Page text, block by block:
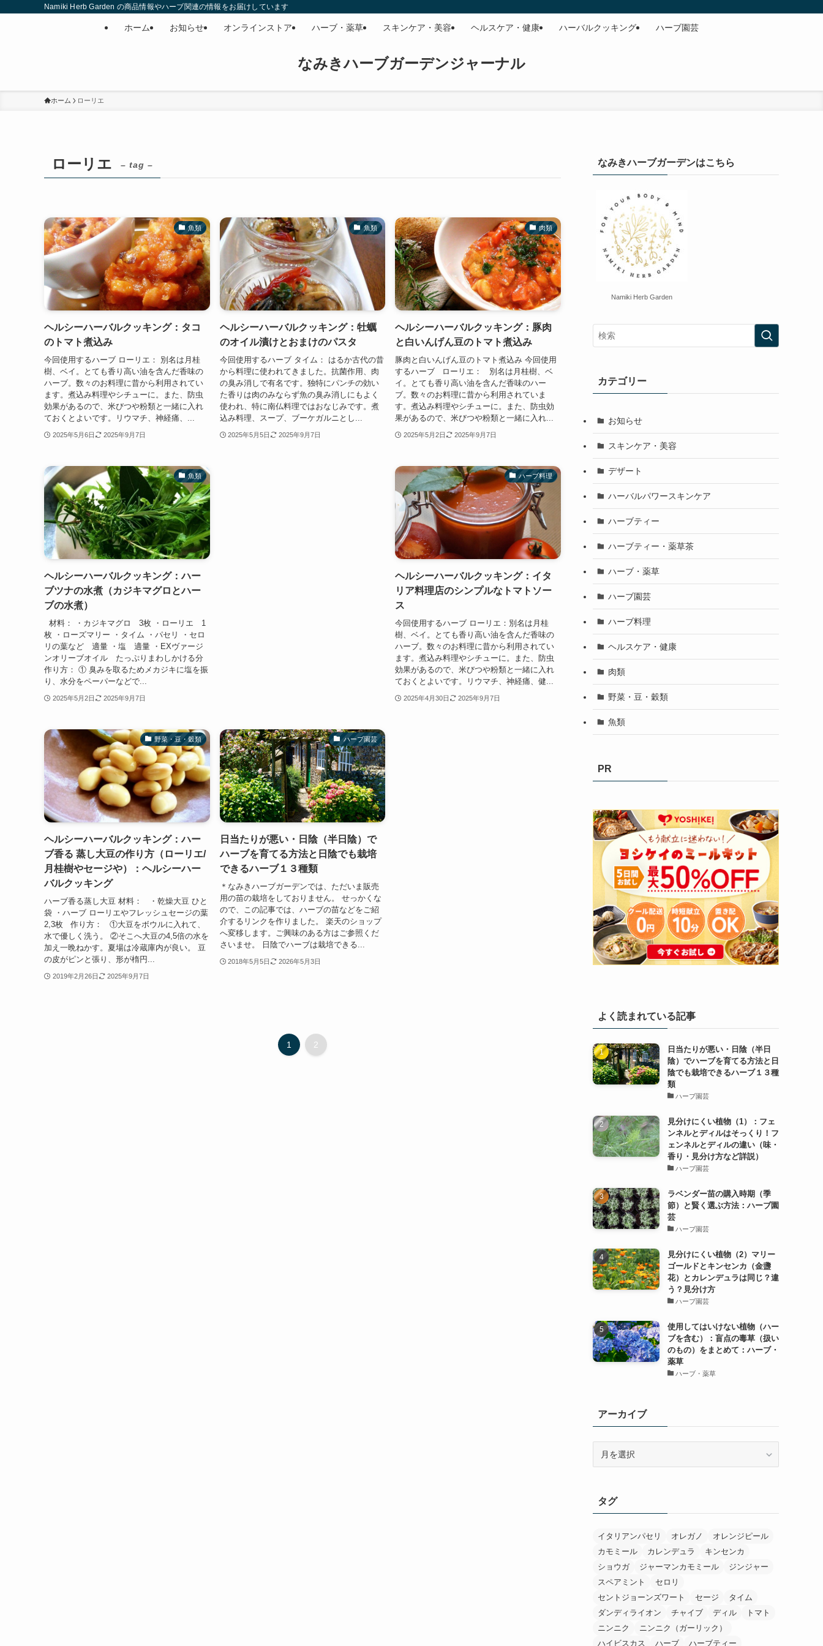
Namiki Herb Garden の商品情報やハーブ関連の情報をお届けしています
なみきハーブガーデンジャーナル
ホーム お知らせ オンラインストア ハーブ・薬草 スキンケア・美容 ヘルスケア・健康 ハーバルクッキング ハーブ園芸
ホーム ローリエ
ローリエ – tag –
魚類
ヘルシーハーバルクッキング：タコ
のトマト煮込み
今回使用するハーブ ローリエ： 別名は月桂
樹、ベイ。とても香り高い油を含んだ香味の
ハーブ。数々のお料理に昔から利用されてい
ます。煮込み料理やシチューに。また、防虫
効果があるので、米びつや粉類と一緒に入れ
ておくとよいです。リウマチ、神経痛、...
2025年5月6日 2025年9月7日
魚類
ヘルシーハーバルクッキング：牡蠣
のオイル漬けとおまけのパスタ
今回使用するハーブ タイム： はるか古代の昔
から料理に使われてきました。抗菌作用、肉
の臭み消しで有名です。独特にパンチの効い
た香りは肉のみならず魚の臭み消しにもよく
使われ、特に南仏料理ではおなじみです。煮
込み料理、スープ、ブーケガルニとし...
2025年5月5日 2025年9月7日
肉類
ヘルシーハーバルクッキング：豚肉
と白いんげん豆のトマト煮込み
豚肉と白いんげん豆のトマト煮込み 今回使用
するハーブ ローリエ： 別名は月桂樹、ベ
イ。とても香り高い油を含んだ香味のハー
ブ。数々のお料理に昔から利用されていま
す。煮込み料理やシチューに。また、防虫効
果があるので、米びつや粉類と一緒に入れ...
2025年5月2日 2025年9月7日
魚類
ヘルシーハーバルクッキング：ハー
ブツナの水煮（カジキマグロとハー
ブの水煮）
材料： ・カジキマグロ 3枚 ・ローリエ 1
枚 ・ローズマリー ・タイム ・パセリ ・セロ
リの葉など 適量 ・塩 適量 ・EXヴァージ
ンオリーブオイル たっぷりまわしかける分
作り方： ① 臭みを取るためメカジキに塩を振
り、水分をペーパーなどで...
2025年5月2日 2025年9月7日
ハーブ料理
ヘルシーハーバルクッキング：イタ
リア料理店のシンプルなトマトソー
ス
今回使用するハーブ ローリエ：別名は月桂
樹、ベイ。とても香り高い油を含んだ香味の
ハーブ。数々のお料理に昔から利用されてい
ます。煮込み料理やシチューに。また、防虫
効果があるので、米びつや粉類と一緒に入れ
ておくとよいです。リウマチ、神経痛、健...
2025年4月30日 2025年9月7日
野菜・豆・穀類
ヘルシーハーバルクッキング：ハー
ブ香る 蒸し大豆の作り方（ローリエ/
月桂樹やセージや）：ヘルシーハー
バルクッキング
ハーブ香る蒸し大豆 材料： ・乾燥大豆 ひと
袋 ・ハーブ ローリエやフレッシュセージの葉
2,3枚 作り方： ①大豆をボウルに入れて、
水で優しく洗う。 ②そこへ大豆の4,5倍の水を
加え一晩ねかす。夏場は冷蔵庫内が良い。 豆
の皮がピンと張り、形が楕円...
2019年2月26日 2025年9月7日
ハーブ園芸
日当たりが悪い・日陰（半日陰）で
ハーブを育てる方法と日陰でも栽培
できるハーブ１３種類
＊なみきハーブガーデンでは、ただいま販売
用の苗の栽培をしておりません。 せっかくな
ので、この記事では、ハーブの苗などをご紹
介するリンクを作りました。 楽天のショップ
へ変移します。ご興味のある方はご参照くだ
さいませ。 日陰でハーブは栽培できる...
2018年5月5日 2026年5月3日
1 2
なみきハーブガーデンはこちら
Namiki Herb Garden
カテゴリー
お知らせ
スキンケア・美容
デザート
ハーバルパワースキンケア
ハーブティー
ハーブティー・薬草茶
ハーブ・薬草
ハーブ園芸
ハーブ料理
ヘルスケア・健康
肉類
野菜・豆・穀類
魚類
PR
よく読まれている記事
日当たりが悪い・日陰（半日
陰）でハーブを育てる方法と日
陰でも栽培できるハーブ１３種
類
ハーブ園芸
見分けにくい植物（1）：フェ
ンネルとディルはそっくり！フ
ェンネルとディルの違い（味・
香り・見分け方など詳説）
ハーブ園芸
ラベンダー苗の購入時期（季
節）と賢く選ぶ方法：ハーブ園
芸
ハーブ園芸
見分けにくい植物（2）マリー
ゴールドとキンセンカ（金盞
花）とカレンデュラは同じ？違
う？見分け方
ハーブ園芸
使用してはいけない植物（ハー
ブを含む）：盲点の毒草（扱い
のもの）をまとめて：ハーブ・
薬草
ハーブ・薬草
アーカイブ
ブタグ
イタリアンパセリ オレガノ
オレンジピール
カモミール
カレンデュラ
キンセンカ
ショウガ
ジャーマンカモミール
ジンジャー
スペアミント
セロリ
セントジョーンズワート
セージ
タイム
ダンディライオン
チャイブ ディル
トマト
ニンニク
ニンニク（ガーリック）
ハイビスカス
ハーブ ハーブティー